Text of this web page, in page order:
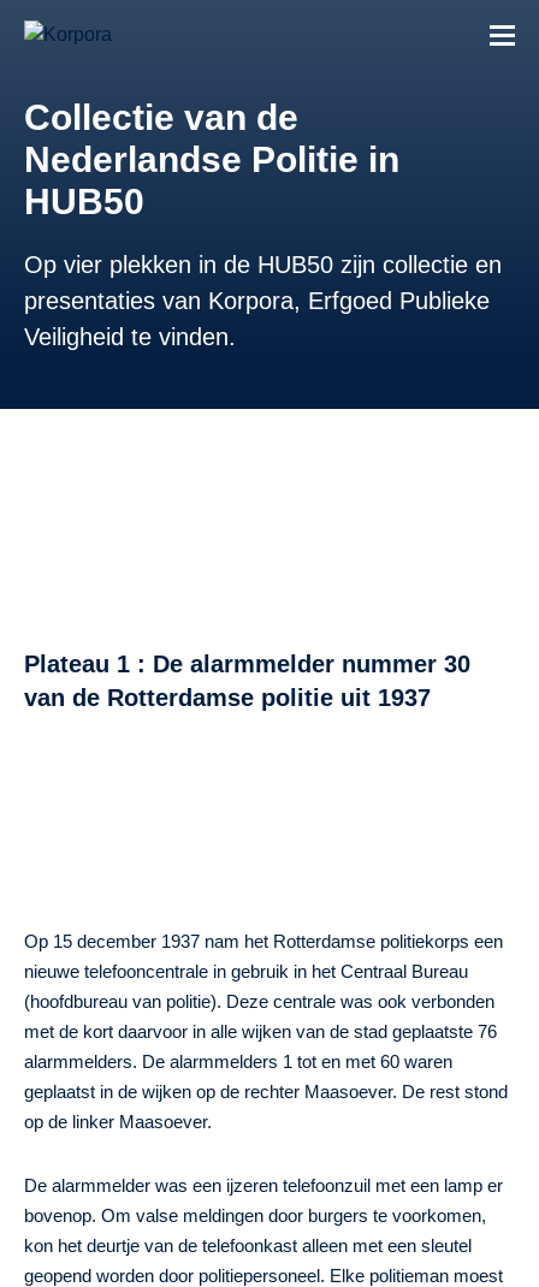
Collectie van de
Nederlandse Politie in
HUB50
Op vier plekken in de HUB50 zijn collectie en
presentaties van Korpora, Erfgoed Publieke
Veiligheid te vinden.
Plateau 1 : De alarmmelder nummer 30
van de Rotterdamse politie uit 1937
Op 15 december 1937 nam het Rotterdamse politiekorps een
nieuwe telefooncentrale in gebruik in het Centraal Bureau
(hoofdbureau van politie). Deze centrale was ook verbonden
met de kort daarvoor in alle wijken van de stad geplaatste 76
alarmmelders. De alarmmelders 1 tot en met 60 waren
geplaatst in de wijken op de rechter Maasoever. De rest stond
op de linker Maasoever.
De alarmmelder was een ijzeren telefoonzuil met een lamp er
bovenop. Om valse meldingen door burgers te voorkomen,
kon het deurtje van de telefoonkast alleen met een sleutel
geopend worden door politiepersoneel. Elke politieman moest